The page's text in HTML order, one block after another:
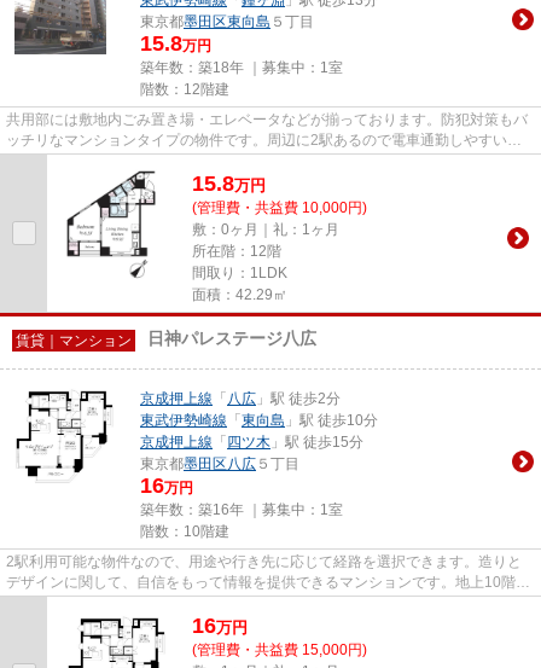
東京都墨田区東向島 ５丁目
15.8万円
築年数：築18年 ｜募集中： 1室
階数：12階建
共用部には敷地内ごみ置き場・エレベータなどが揃っております。防犯対策もバ
ッチリなマンションタイプの物件です。周辺に2駅あるので電車通勤しやすいで
15.8万円
(管理費・共益費 10,000円)
敷：0ヶ月｜礼：1ヶ月
所在階：12階
間取り：1LDK
面積：42.29㎡
賃貸｜マンション 日神パレステージ八広
京成押上線 「 八広 」駅 徒歩2分
東武伊勢崎線 「 東向島 」駅 徒歩10分
京成押上線 「 四ツ木 」駅 徒歩15分
東京都墨田区八広 ５丁目
16万円
築年数：築16年 ｜募集中： 1室
階数：10階建
2駅利用可能な物件なので、用途や行き先に応じて経路を選択できます。造りと
デザインに関して、自信をもって情報を提供できるマンションです。地上10階建
16万円
(管理費・共益費 15,000円)